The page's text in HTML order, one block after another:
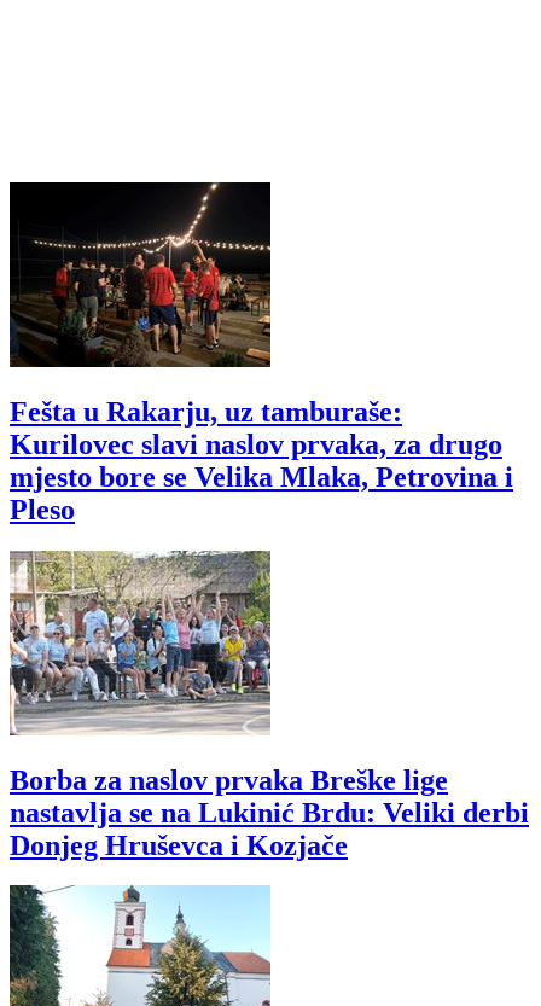
Fešta u Rakarju, uz tamburaše:
Kurilovec slavi naslov prvaka, za drugo
mjesto bore se Velika Mlaka, Petrovina i
Pleso
Borba za naslov prvaka Breške lige
nastavlja se na Lukinić Brdu: Veliki derbi
Donjeg Hruševca i Kozjače